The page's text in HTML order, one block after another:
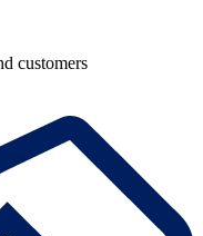
customers